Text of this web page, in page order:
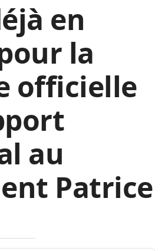
en
la
officielle
au
Patrice